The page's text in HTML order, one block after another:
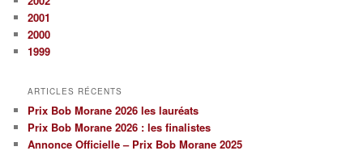
2001
2000
1999
ARTICLES RÉCENTS
Prix Bob Morane 2026 les lauréats
Prix Bob Morane 2026 : les finalistes
Annonce Officielle – Prix Bob Morane 2025